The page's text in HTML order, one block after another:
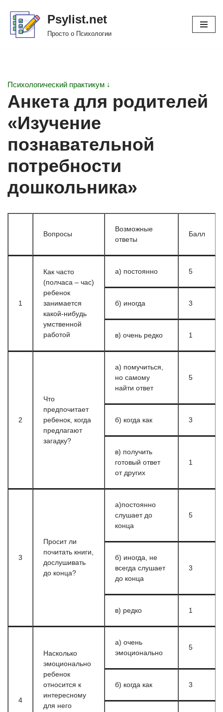
Перейти
Psylist.net
Просто о Психологии
Психологический практикум ↓
Анкета для родителей
«Изучение
познавательной
потребности
дошкольника»
Вопросы
Возможные
ответы
Балл
1
Как часто
(полчаса – час)
ребенок
занимается
какой-нибудь
умственной
работой
а) постоянно 5
б) иногда 3
в) очень редко 1
2
Что
предпочитает
ребенок, когда
предлагают
загадку?
а) помучиться,
но самому
найти ответ
5
б) когда как 3
в) получить
готовый ответ
от других
1
3
Просит ли
почитать книги,
дослушивать
до конца?
а)постоянно
слушает до
конца
5
б) иногда, не
всегда слушает
до конца
3
в) редко 1
4
Насколько
эмоционально
ребенок
относится к
интересному
для него
а) очень
эмоционально
5
б) когда как 3